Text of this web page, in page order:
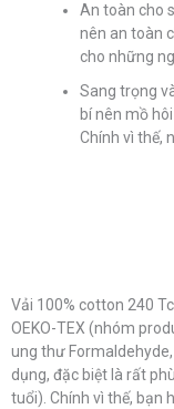
An toàn cho
nên an toàn
cho những
Sang trọng
bí nên mồ
Chính vì thế,
Vải 100% cotton 240
OEKO-TEX (nhóm
ung thư
dụng, đặc biệt là rất
tuổi). Chính vì thế, bạn